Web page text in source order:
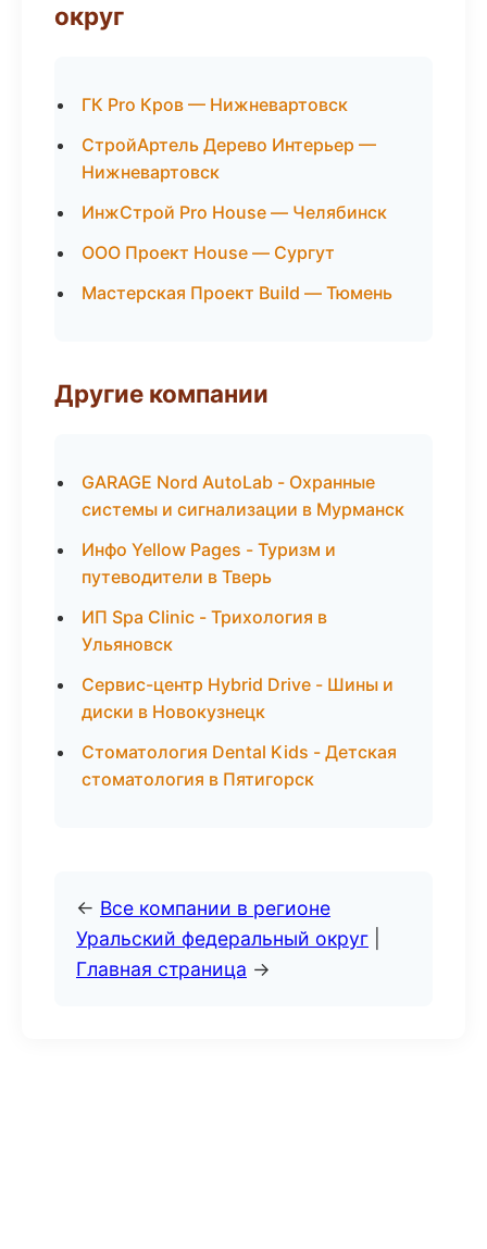
округ
ГК Pro Кров — Нижневартовск
СтройАртель Дерево Интерьер —
Нижневартовск
ИнжСтрой Pro House — Челябинск
ООО Проект House — Сургут
Мастерская Проект Build — Тюмень
Другие компании
GARAGE Nord AutoLab - Охранные
системы и сигнализации в Мурманск
Инфо Yellow Pages - Туризм и
путеводители в Тверь
ИП Spa Clinic - Трихология в
Ульяновск
Сервис-центр Hybrid Drive - Шины и
диски в Новокузнецк
Стоматология Dental Kids - Детская
стоматология в Пятигорск
← Все компании в регионе
Уральский федеральный округ
Главная страница →